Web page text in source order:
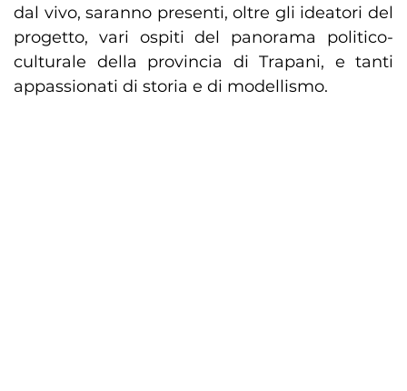
dal vivo, saranno presenti, oltre gli ideatori del
progetto, vari ospiti del panorama politico-
culturale della provincia di Trapani, e tanti
appassionati di storia e di modellismo.